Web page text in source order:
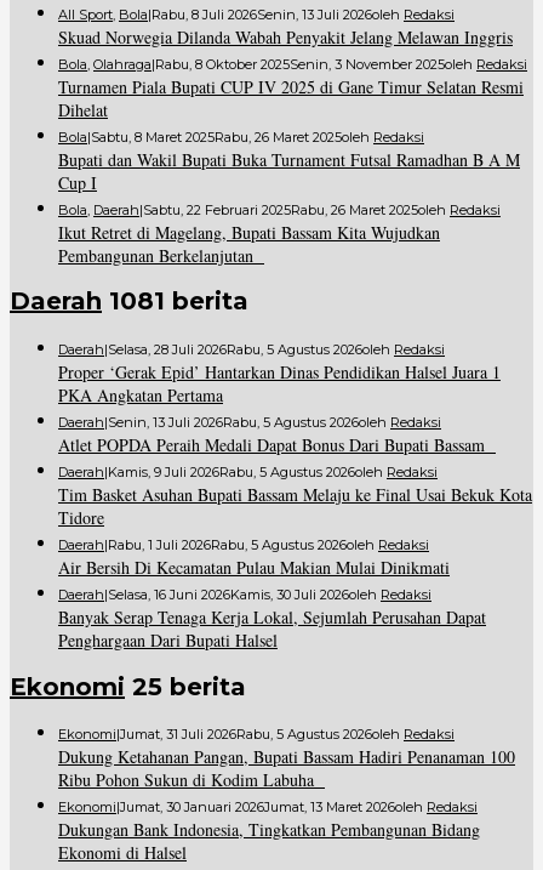
All Sport, Bola|Rabu, 8 Juli 2026Senin, 13 Juli 2026Oleh Redaksi
Skuad Norwegia Dilanda Wabah Penyakit Jelang Melawan Inggris
Bola, Olahraga|Rabu, 8 Oktober 2025Senin, 3 November 2025Oleh Redaksi
Turnamen Piala Bupati CUP IV 2025 di Gane Timur Selatan Resmi
Dihelat
Bola|Sabtu, 8 Maret 2025Rabu, 26 Maret 2025Oleh Redaksi
Bupati dan Wakil Bupati Buka Turnament Futsal Ramadhan B A M
Cup I
Bola, Daerah|Sabtu, 22 Februari 2025Rabu, 26 Maret 2025Oleh Redaksi
Ikut Retret di Magelang, Bupati Bassam Kita Wujudkan
Pembangunan Berkelanjutan
Daerah 1081 berita
Daerah|Selasa, 28 Juli 2026Rabu, 5 Agustus 2026Oleh Redaksi
Proper ‘Gerak Epid’ Hantarkan Dinas Pendidikan Halsel Juara 1
PKA Angkatan Pertama
Daerah|Senin, 13 Juli 2026Rabu, 5 Agustus 2026Oleh Redaksi
Atlet POPDA Peraih Medali Dapat Bonus Dari Bupati Bassam
Daerah|Kamis, 9 Juli 2026Rabu, 5 Agustus 2026Oleh Redaksi
Tim Basket Asuhan Bupati Bassam Melaju ke Final Usai Bekuk Kota
Tidore
Daerah|Rabu, 1 Juli 2026Rabu, 5 Agustus 2026Oleh Redaksi
Air Bersih Di Kecamatan Pulau Makian Mulai Dinikmati
Daerah|Selasa, 16 Juni 2026Kamis, 30 Juli 2026Oleh Redaksi
Banyak Serap Tenaga Kerja Lokal, Sejumlah Perusahan Dapat
Penghargaan Dari Bupati Halsel
Ekonomi 25 berita
Ekonomi|Jumat, 31 Juli 2026Rabu, 5 Agustus 2026Oleh Redaksi
Dukung Ketahanan Pangan, Bupati Bassam Hadiri Penanaman 100
Ribu Pohon Sukun di Kodim Labuha
Ekonomi|Jumat, 30 Januari 2026Jumat, 13 Maret 2026Oleh Redaksi
Dukungan Bank Indonesia, Tingkatkan Pembangunan Bidang
Ekonomi di Halsel